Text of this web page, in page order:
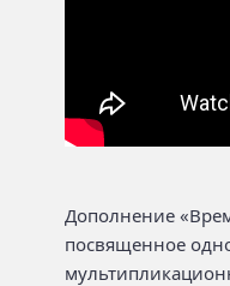
Дополнение
посвященное